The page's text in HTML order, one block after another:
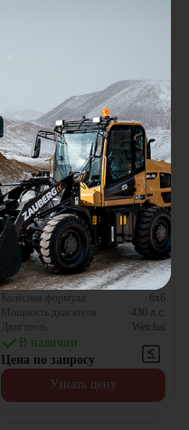
Самосвал Shacman X3000
SX32586V385 [6x6, 19.3 м³]
Колёсная формула:
6x6
Мощность двигателя:
430 л.с.
Двигатель:
Weichai
В наличии
Цена по запросу
Узнать цену